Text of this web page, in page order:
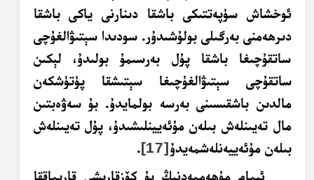
ئوخشاش سۈپەتتىكى باشقا دىنارنى ياكى باشقا
دىرھەمنى بەرگىلى بولۇشىدۇر. سودىدا سېتىۋالغۇچى
ساتقۇچىغا باشقا پۇل بەرسىمۇ بولىدۇ، لېكىن
ساتقۇچى سېتىۋالغۇچىغا سېتىشقا پۈتۈشكەن
مالدىن باشقىسىنى بەرسە بولمايدۇ. بۇسەۋەبتىن
مال تەيىنلەش بىلەن مۇئەيينلىشىدۇ، پۇل تەيىنلەش
بىلەن مۇئەييەنلەشمەيدۇ[17]
.
ئىمام مۇھەممەدنىڭ بۇ كۆزقارىشى قارىماققا